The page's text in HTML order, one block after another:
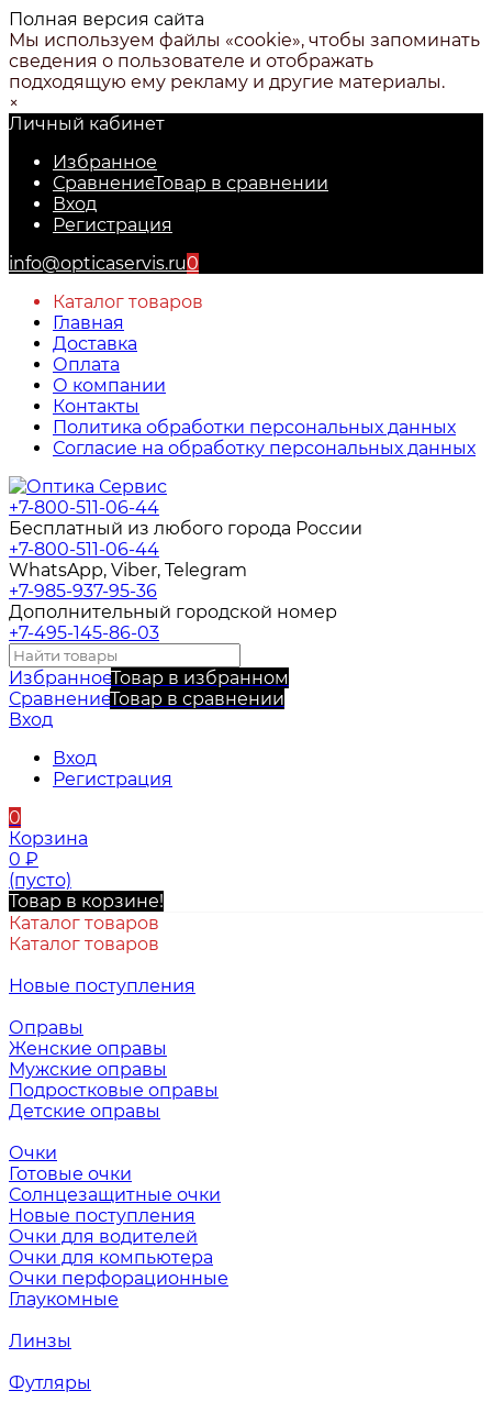
Полная версия сайта
Мы используем файлы «cookie», чтобы запоминать
сведения о пользователе и отображать
подходящую ему рекламу и другие материалы.
×
Личный кабинет
Избранное
СравнениеТовар в сравнении
Вход
Регистрация
info@opticaservis.ru0
Каталог товаров
Главная
Доставка
Оплата
О компании
Контакты
Политика обработки персональных данных
Согласие на обработку персональных данных
+7-800-511-06-44
Бесплатный из любого города России
+7-800-511-06-44
WhatsApp, Viber, Telegram
+7-985-937-95-36
Дополнительный городской номер
+7-495-145-86-03
ИзбранноеТовар в избранном
СравнениеТовар в сравнении
Вход
Вход
Регистрация
0
Корзина
0 ₽
(пусто)
Товар в корзине!
Каталог товаров
Каталог товаров
Новые поступления
Оправы
Женские оправы
Мужские оправы
Подростковые оправы
Детские оправы
Очки
Готовые очки
Солнцезащитные очки
Новые поступления
Очки для водителей
Очки для компьютера
Очки перфорационные
Глаукомные
Линзы
Футляры